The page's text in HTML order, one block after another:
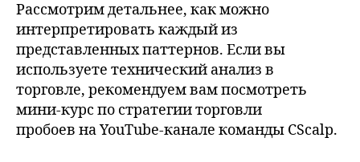
Рассмотрим детальнее, как можно
интерпретировать каждый из
представленных паттернов. Если вы
используете технический анализ в
торговле, рекомендуем вам посмотреть
мини-курс по стратегии торговли
пробоев на YouTube-канале команды CScalp.